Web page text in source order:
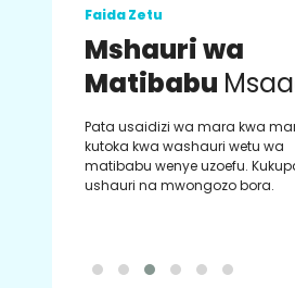
Faida Zetu
Mshauri wa
Matibabu
Pata usaidizi wa mara kwa
kutoka kwa washauri wetu wa
matibabu wenye uzoefu.
ushauri na mwongozo bora.